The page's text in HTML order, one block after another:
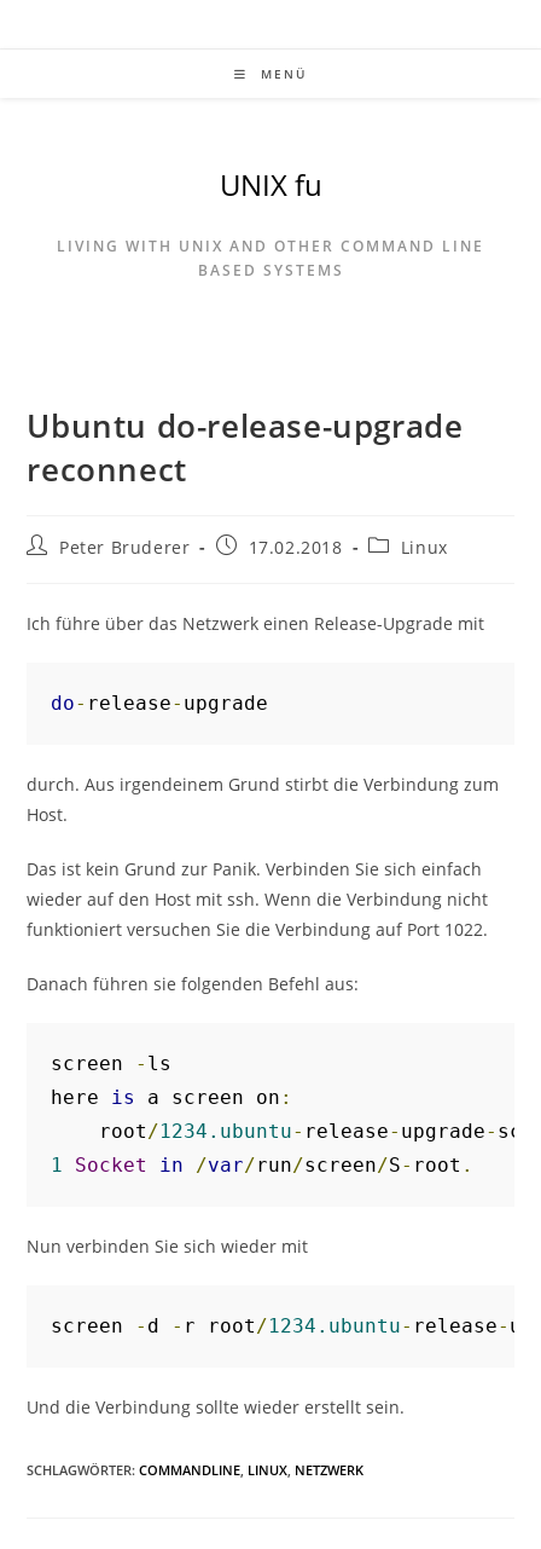
MENÜ
UNIX fu
LIVING WITH UNIX AND OTHER COMMAND LINE
BASED SYSTEMS
Ubuntu do-release-upgrade
reconnect
Beitrags-
Peter Bruderer
Beitrag17.02.2018
Beitrags-
Linux
Ich führe über das Netzwerk einen Release-Upgrade mit
do- release- upgrade
durch. Aus irgendeinem Grund stirbt die Verbindung zum
Host.
Das ist kein Grund zur Panik. Verbinden Sie sich einfach
wieder auf den Host mit ssh. Wenn die Verbindung nicht
funktioniert versuchen Sie die Verbindung auf Port 1022.
Danach führen sie folgenden Befehl aus:
screen - ls
here is a screen on :
    root
/1234.ubuntu- release- upgrade-
1
Socket in /var/run/screen/S- root .
Nun verbinden Sie sich wieder mit
screen - d - r root/1234.ubuntu- release-
Und die Verbindung sollte wieder erstellt sein.
SCHLAGWÖRTER:COMMANDLINE, LINUX, NETZWERK